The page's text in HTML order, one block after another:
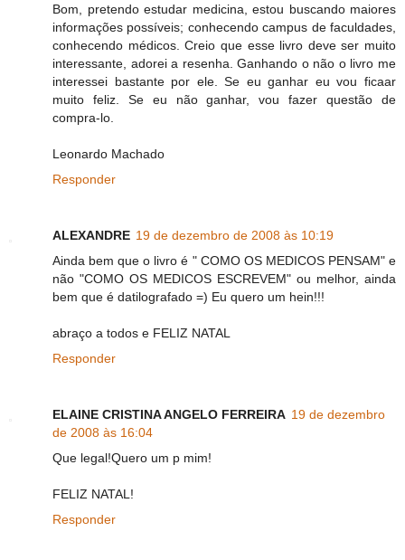
Bom, pretendo estudar medicina, estou buscando maiores
informações possíveis; conhecendo campus de faculdades,
conhecendo médicos. Creio que esse livro deve ser muito
interessante, adorei a resenha. Ganhando o não o livro me
interessei bastante por ele. Se eu ganhar eu vou ficaar
muito feliz. Se eu não ganhar, vou fazer questão de
compra-lo.
Leonardo Machado
Responder
ALEXANDRE 19 de dezembro de 2008 às 10:19
Ainda bem que o livro é " COMO OS MEDICOS PENSAM" e
não "COMO OS MEDICOS ESCREVEM" ou melhor, ainda
bem que é datilografado =) Eu quero um hein!!!
abraço a todos e FELIZ NATAL
Responder
ELAINE CRISTINA ANGELO FERREIRA 19 de dezembro
de 2008 às 16:04
Que legal!Quero um p mim!
FELIZ NATAL!
Responder